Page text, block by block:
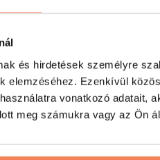
és hirdetések személyre
elemzéséhez. Ezenkívül
vonatkozó adatait,
meg számukra vagy az Ön